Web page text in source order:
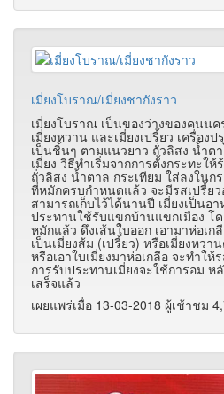
เมี่ยงโบราณ/เมี่ยงชากังราว
เมี่ยงโบราณ เป็นของว่างของคนน
เมี่ยงหวาน และเมี่ยงเปรี้ยว เครื่อง
เป็นชิ้นๆ ตามแนวยาว ถั่วลิสง น้ำต
เมี่ยง วิธีทำเริ่มจากการตั้งกระทะใ
ถั่วลิสง น้ำตาล กระเทียม ใส่ลงในก
ที่หมักครบกำหนดแล้ว จะมีรสเปรี้ย
สามารถเก็บไว้ได้นานปี เมี่ยงเป็นอ
ประทานใช้รับแขกบ้านแขกเมือง โ
หมักแล้ว ดึงเส้นใบออก เอามาห่อเ
เป็นเมี่ยงส้ม (เปรี้ยว) หรือเมี่ยงหวา
หรือเอาใบเมี่ยงมาห่อเกลือ จะทำใ
การรับประทานเมี่ยงจะใช้การอม ห
เสร็จแล้ว
เผยแพร่เมื่อ 13-03-2018 ผู้เช้าชม